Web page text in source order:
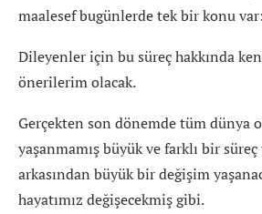
maalesef bugünlerde tek bir konu var:
Dileyenler için bu süreç hakkında
önerilerim olacak.
Gerçekten son dönemde tüm dünya
yaşanmamış büyük ve farklı bir süreç
arkasından büyük bir değişim
hayatımız değişecekmiş gibi.